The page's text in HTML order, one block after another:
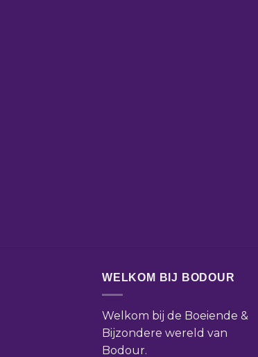
WELKOM BIJ BODOUR
Welkom bij de Boeiende &
Bijzondere wereld van
Bodour.